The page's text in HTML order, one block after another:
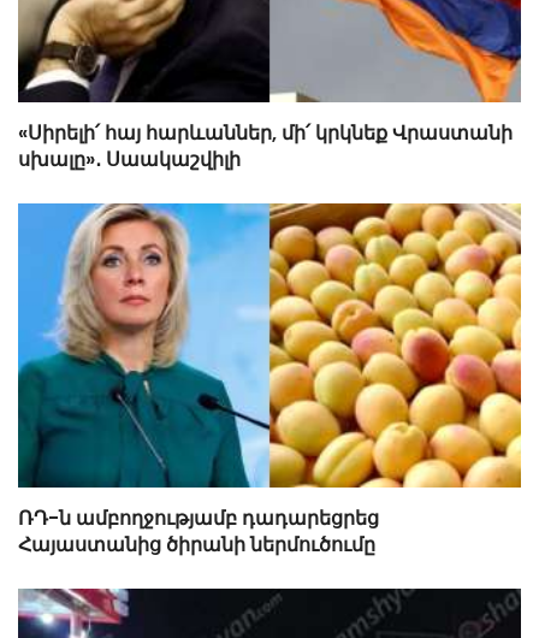
«Սիրելի՛ հայ հարևաններ, մի՛ կրկնեք Վրաստանի
սխալը»․ Սաակաշվիլի
ՌԴ-ն ամբողջությամբ դադարեցրեց
Հայաստանից ծիրանի ներմուծումը